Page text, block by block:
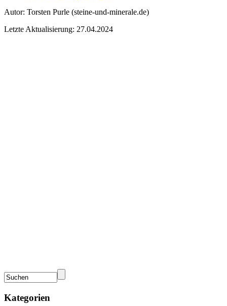
Autor: Torsten Purle (steine-und-minerale.de)
Letzte Aktualisierung: 27.04.2024
Kategorien